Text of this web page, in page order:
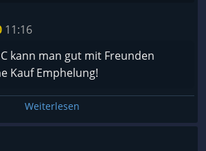
11:16
kann man gut mit Freunden
Kauf Emphelung!
Weiterlesen